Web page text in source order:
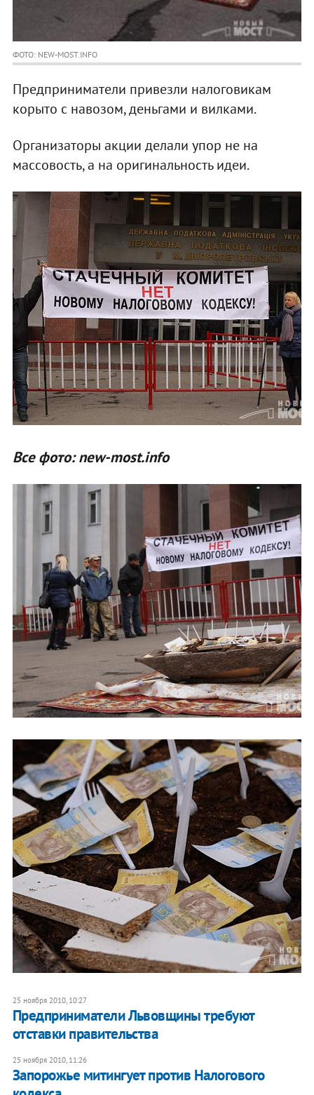
ФОТО: NEW-MOST.INFO
Предприниматели привезли налоговикам
корыто с навозом, деньгами и вилками.
Организаторы акции делали упор не на
массовость, а на оригинальность идеи.
Все фото: new-most.info
25 ноября 2010, 10:27
​Предприниматели Львовщины требуют
отставки правительства
25 ноября 2010, 11:26
Запорожье митингует против Налогового